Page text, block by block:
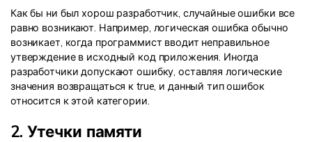
Как бы ни был хорош разработчик, случайные ошибки все
равно возникают. Например, логическая ошибка обычно
возникает, когда программист вводит неправильное
утверждение в исходный код приложения. Иногда
разработчики допускают ошибку, оставляя логические
значения возвращаться к true, и данный тип ошибок
относится к этой категории.
2. Утечки памяти